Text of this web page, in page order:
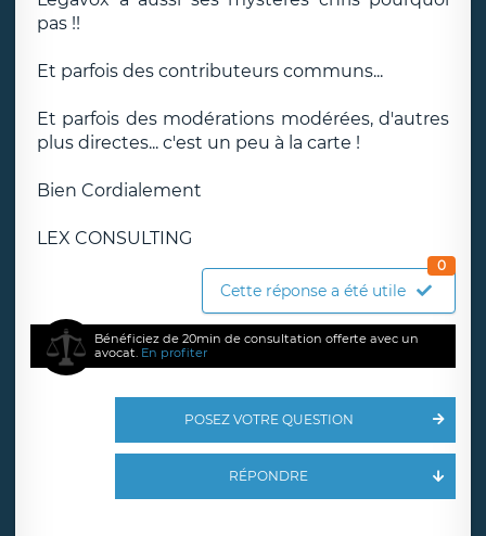
pas !!
Et parfois des contributeurs communs...
Et parfois des modérations modérées, d'autres
plus directes... c'est un peu à la carte !
Bien Cordialement
LEX CONSULTING
Cette réponse a été utile
0
Bénéficiez de 20min de consultation offerte avec un
avocat. En profiter
POSEZ VOTRE QUESTION
RÉPONDRE